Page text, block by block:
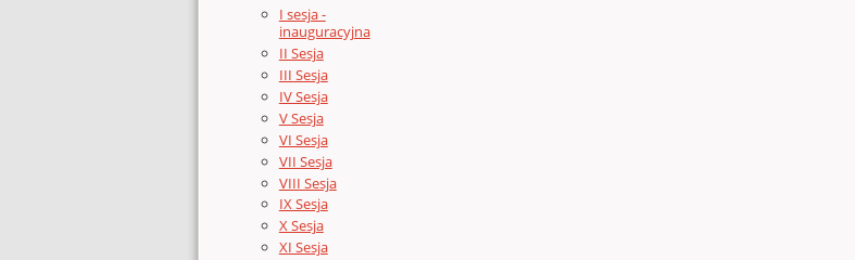
I sesja -
inauguracyjna
II Sesja
III Sesja
IV Sesja
V Sesja
VI Sesja
VII Sesja
VIII Sesja
IX Sesja
X Sesja
XI Sesja